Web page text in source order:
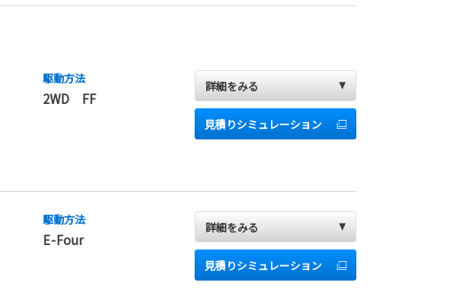
駆動方法
2WD FF
詳細をみる
見積りシミュレーション
駆動方法
E-Four
詳細をみる
見積りシミュレーション